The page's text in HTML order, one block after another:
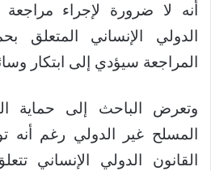
أنه لا ضرورة لإجراء مراجعة
الدولي الإنساني المتعلق
المراجعة سيؤدي إلى ابتكار
وتعرض الباحث إلى حماية
المسلح غير الدولي رغم أنه
القانون الدولي الإنساني